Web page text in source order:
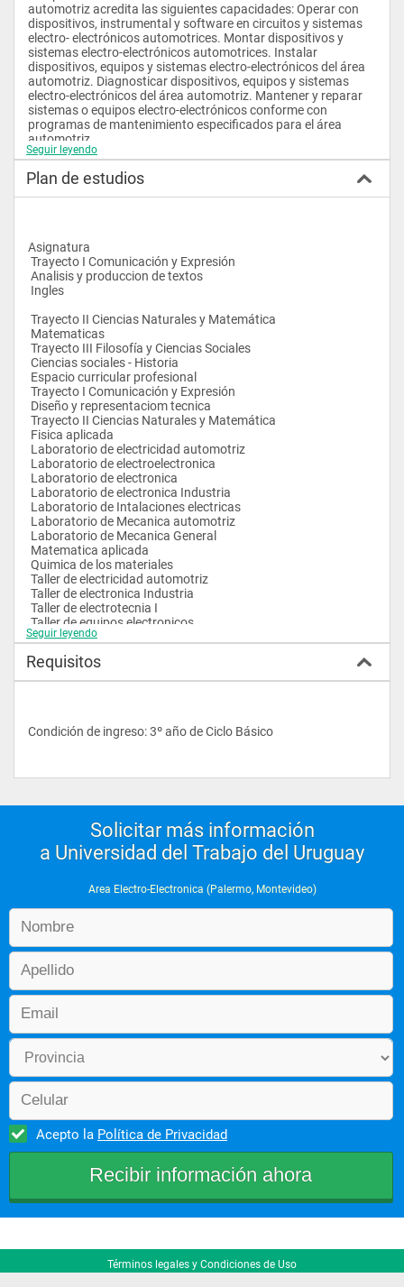
automotriz acredita las siguientes capacidades: Operar con
dispositivos, instrumental y software en circuitos y sistemas
electro- electrónicos automotrices. Montar dispositivos y
sistemas electro-electrónicos automotrices. Instalar
dispositivos, equipos y sistemas electro-electrónicos del área
automotriz. Diagnosticar dispositivos, equipos y sistemas
electro-electrónicos del área automotriz. Mantener y reparar
sistemas o equipos electro-electrónicos conforme con
programas de mantenimiento especificados para el área
automotriz.
Seguir leyendo
Plan de estudios
Asignatura
Trayecto I Comunicación y Expresión
Analisis y produccion de textos
Ingles
Trayecto II Ciencias Naturales y Matemática
Matematicas
Trayecto III Filosofía y Ciencias Sociales
Ciencias sociales - Historia
Espacio curricular profesional
Trayecto I Comunicación y Expresión
Diseño y representaciom tecnica
Trayecto II Ciencias Naturales y Matemática
Fisica aplicada
Laboratorio de electricidad automotriz
Laboratorio de electroelectronica
Laboratorio de electronica
Laboratorio de electronica Industria
Laboratorio de Intalaciones electricas
Laboratorio de Mecanica automotriz
Laboratorio de Mecanica General
Matematica aplicada
Quimica de los materiales
Taller de electricidad automotriz
Taller de electronica Industria
Taller de electrotecnia I
Taller de equipos electronicos
Taller de Intalaciones electricas
Taller - Laboratorio de electromecanica
Tecnologia electronica
Seguir leyendo
Requisitos
Condición de ingreso: 3º año de Ciclo Básico
Solicitar más información
a Universidad del Trabajo del Uruguay
Area Electro-Electronica (Palermo, Montevideo)
Acepto la Política de Privacidad
Términos legales y Condiciones de Uso